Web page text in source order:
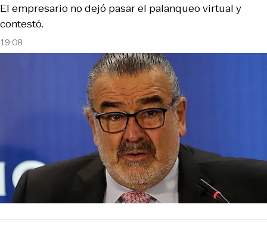
19:08
El empresario no dejó pasar el palanqueo virtual y
contestó.